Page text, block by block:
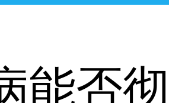
能否